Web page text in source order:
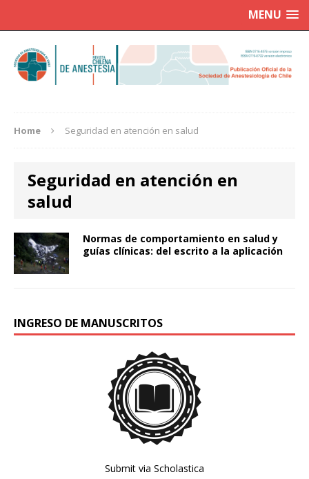
MENU
Home Seguridad en atención en salud
Seguridad en atención en
salud
Normas de comportamiento en salud y
guías clínicas: del escrito a la aplicación
INGRESO DE MANUSCRITOS
Submit via Scholastica